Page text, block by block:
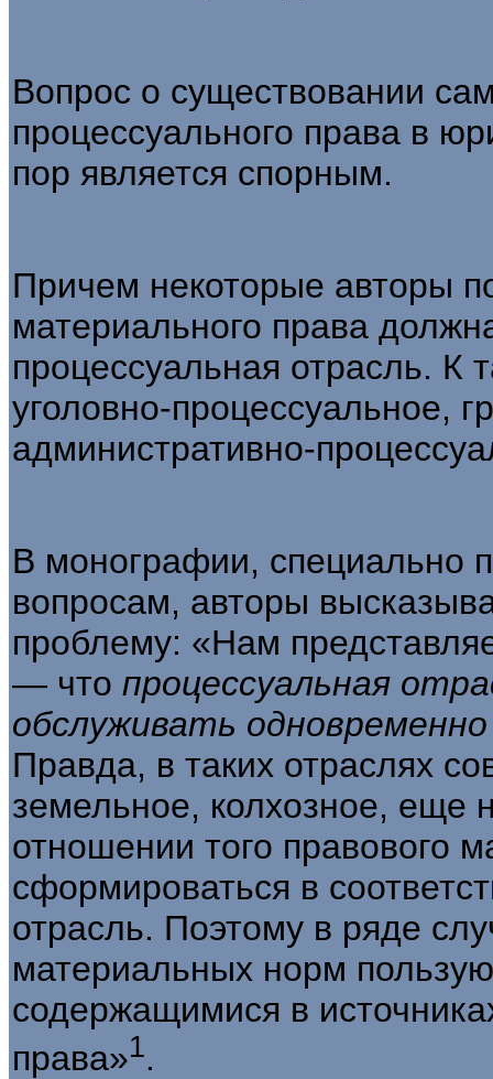
Вопрос о существовании
процессуаль­ного права в
пор является спорным.
Причем некоторые авторы
материаль­ного права
процессуальная отрасль. К
уголовно-процессуальное,
административно-
В монографии, специально
вопросам, авторы
проблему: «Нам
— что процессуальная
обслуживать
Правда, в таких отраслях
земельное, колхозное, еще
отношении того правового
сформироваться в
отрасль. Поэтому в ряде
материальных норм
содержащимися в
права»1.